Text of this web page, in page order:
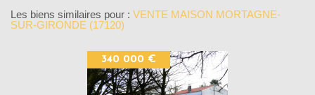
Les biens similaires pour : VENTE MAISON MORTAGNE-
SUR-GIRONDE (17120)
340 000 €